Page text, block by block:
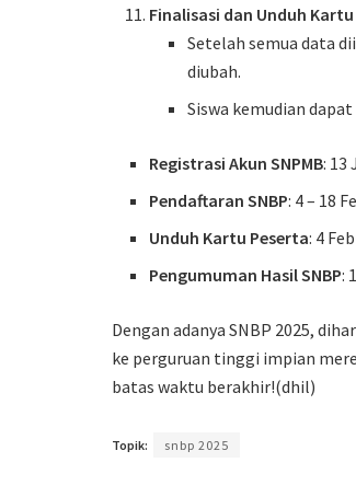
Finalisasi dan Unduh
Setelah semua data
diubah.
Siswa kemudian
Registrasi Akun SNPMB: 13
Pendaftaran SNBP: 4 – 18
Unduh Kartu Peserta: 4
Pengumuman Hasil SNBP:
Dengan adanya SNBP 2025,
ke perguruan tinggi impian
batas waktu berakhir!(dhil)
Topik: snbp 2025